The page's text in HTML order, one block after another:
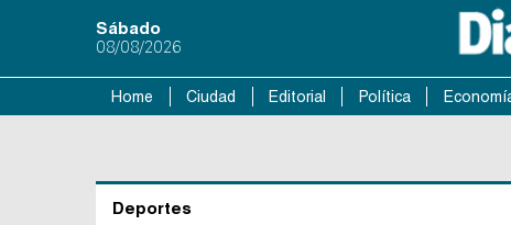
Sábado
08/08/2026
Home Ciudad Editorial Política
Deportes